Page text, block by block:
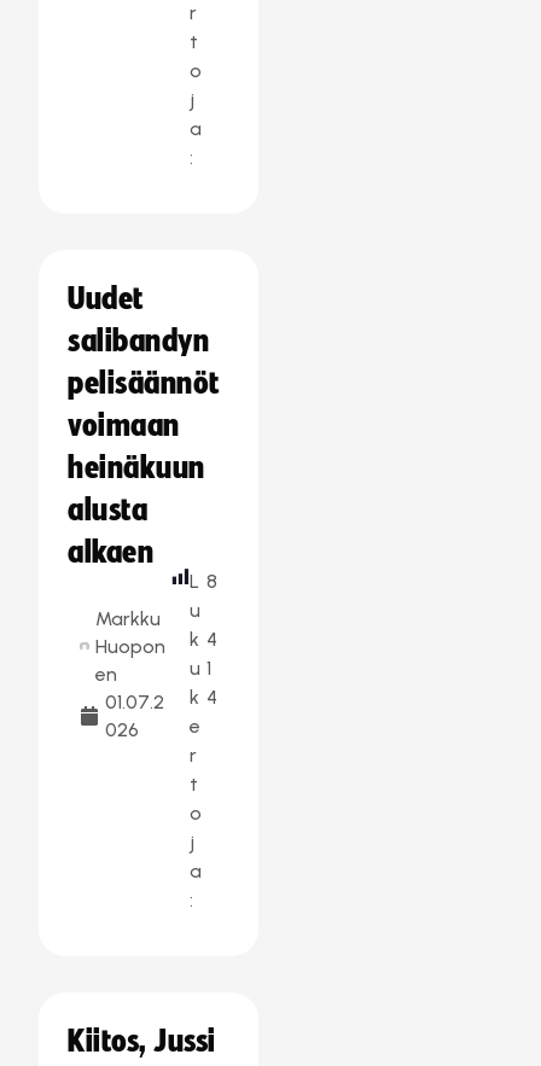
r
t
o
j
a
:
Uudet
salibandyn
pelisäännöt
voimaan
heinäkuun
alusta
alkaen
Markku
Huopon
en
01.07.2
026
L
u
k
u
k
e
r
t
o
j
a
:
8
4
1
4
Kiitos, Jussi